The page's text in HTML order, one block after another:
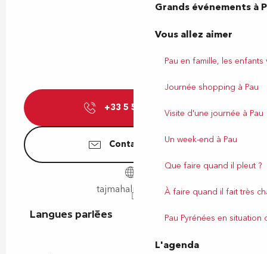
Grands événements à
Vous allez aimer
Pau en famille, les
Journée shopping à Pau
Visite d'une journée à Pau
Un week-end à Pau
Que faire quand il pleut ?
À faire quand il fait très
Pau Pyrénées en situation
L'agenda
+33 5 59 30 96 ▒▒
Contactez-nous
tajmahalpau.com
Langues parlées
Langues parlées